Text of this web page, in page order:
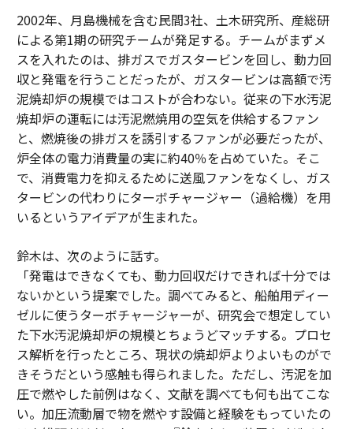
2002年、月島機械を含む民間3社、土木研究所、産総研
による第1期の研究チームが発足する。チームがまずメ
スを入れたのは、排ガスでガスタービンを回し、動力回
収と発電を行うことだったが、ガスタービンは高額で汚
泥焼却炉の規模ではコストが合わない。従来の下水汚泥
焼却炉の運転には汚泥燃焼用の空気を供給するファン
と、燃焼後の排ガスを誘引するファンが必要だったが、
炉全体の電力消費量の実に約40％を占めていた。そこ
で、消費電力を抑えるために送風ファンをなくし、ガス
タービンの代わりにターボチャージャー（過給機）を用
いるというアイデアが生まれた。
鈴木は、次のように話す。
「発電はできなくても、動力回収だけできれば十分では
ないかという提案でした。調べてみると、船舶用ディー
ゼルに使うターボチャージャーが、研究会で想定してい
た下水汚泥焼却炉の規模とちょうどマッチする。プロセ
ス解析を行ったところ、現状の焼却炉よりよいものがで
きそうだという感触も得られました。ただし、汚泥を加
圧で燃やした前例はなく、文献を調べても何も出てこな
い。加圧流動層で物を燃やす設備と経験をもっていたの